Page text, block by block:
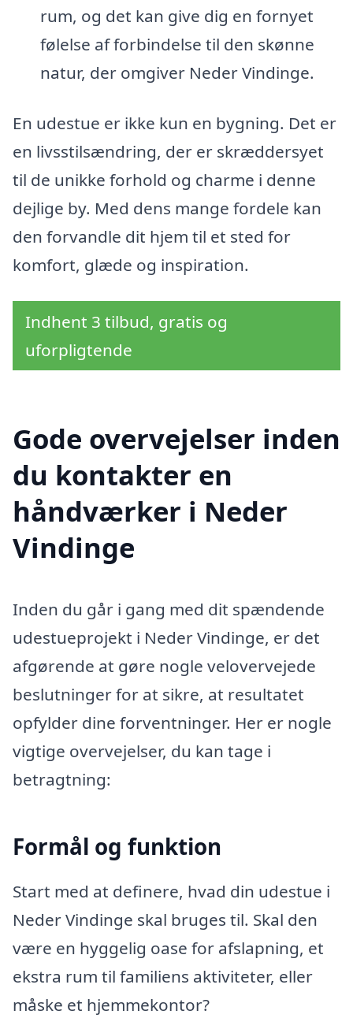
rum, og det kan give dig en fornyet
følelse af forbindelse til den skønne
natur, der omgiver Neder Vindinge.
En udestue er ikke kun en bygning. Det er
en livsstilsændring, der er skræddersyet
til de unikke forhold og charme i denne
dejlige by. Med dens mange fordele kan
den forvandle dit hjem til et sted for
komfort, glæde og inspiration.
Indhent 3 tilbud, gratis og
uforpligtende
Gode overvejelser inden
du kontakter en
håndværker i Neder
Vindinge
Inden du går i gang med dit spændende
udestueprojekt i Neder Vindinge, er det
afgørende at gøre nogle velovervejede
beslutninger for at sikre, at resultatet
opfylder dine forventninger. Her er nogle
vigtige overvejelser, du kan tage i
betragtning:
Formål og funktion
Start med at definere, hvad din udestue i
Neder Vindinge skal bruges til. Skal den
være en hyggelig oase for afslapning, et
ekstra rum til familiens aktiviteter, eller
måske et hjemmekontor?